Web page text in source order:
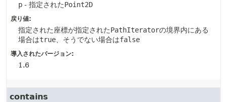
p - 指定されたPoint2D
戻り値:
指定された座標が指定されたPathIteratorの境界内にある
場合はtrue 、そうでない場合はfalse
導入されたバージョン:
1.6
contains